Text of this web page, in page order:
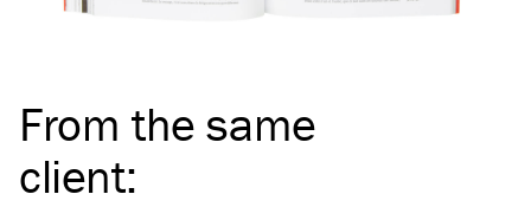
From the same
client: